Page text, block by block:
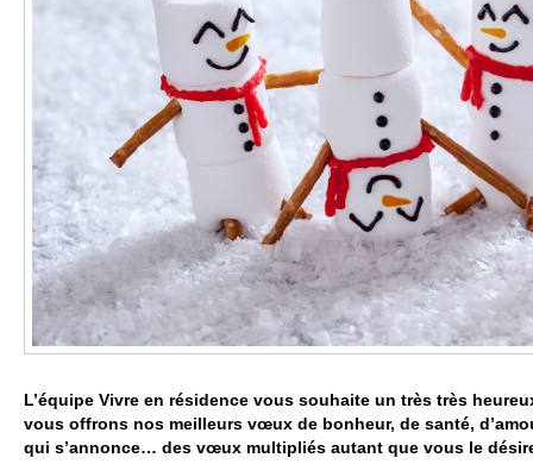
L’équipe Vivre en résidence vous souhaite un très très
vous offrons nos meilleurs vœux de bonheur, de santé,
qui s’annonce… des vœux multipliés autant que vous le